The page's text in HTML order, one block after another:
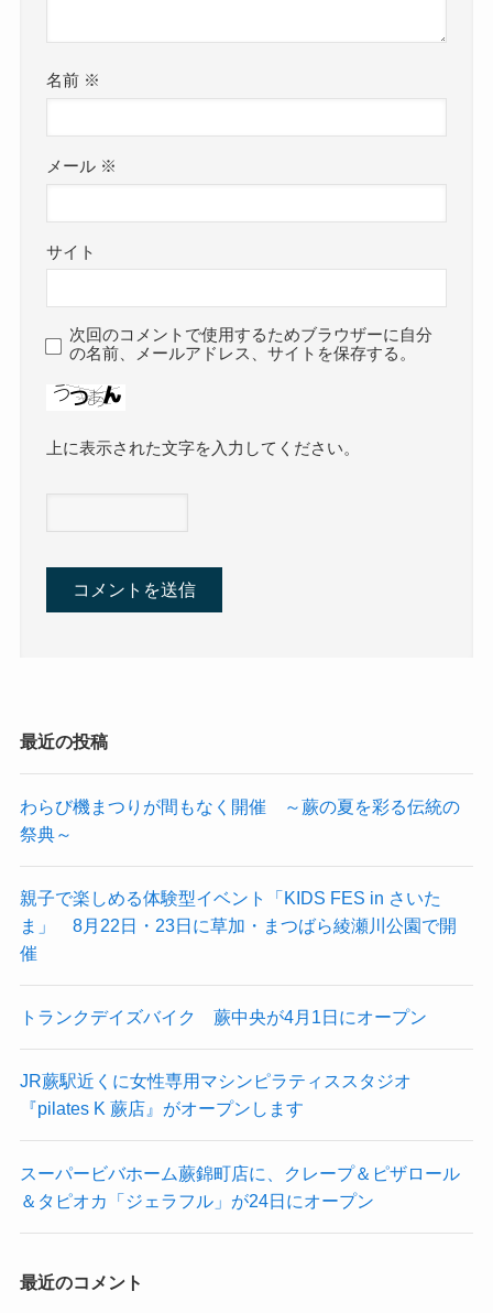
名前 ※
メール ※
サイト
次回のコメントで使用するためブラウザーに自分
の名前、メールアドレス、サイトを保存する。
上に表示された文字を入力してください。
最近の投稿
わらび機まつりが間もなく開催 ～蕨の夏を彩る伝統の
祭典～
親子で楽しめる体験型イベント「KIDS FES in さいた
ま」 8月22日・23日に草加・まつばら綾瀬川公園で開
催
トランクデイズバイク 蕨中央が4月1日にオープン
JR蕨駅近くに女性専用マシンピラティススタジオ
『pilates K 蕨店』がオープンします
スーパービバホーム蕨錦町店に、クレープ＆ピザロール
＆タピオカ「ジェラフル」が24日にオープン
最近のコメント